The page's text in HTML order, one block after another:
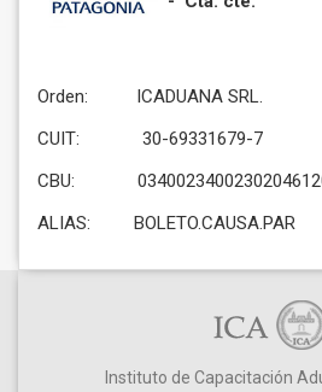
Orden: ICADUANA SRL.
CUIT: 30-69331679-7
CBU:
ALIAS: BOLETO.CAUSA.PAR
Instituto de Capacitación